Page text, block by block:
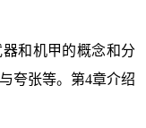
和机甲的概念和分
夸张等。第4章介绍